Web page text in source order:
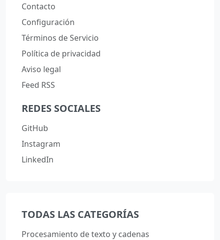
Contacto
Configuración
Términos de Servicio
Política de privacidad
Aviso legal
Feed RSS
REDES SOCIALES
GitHub
Instagram
LinkedIn
TODAS LAS CATEGORÍAS
Procesamiento de texto y cadenas